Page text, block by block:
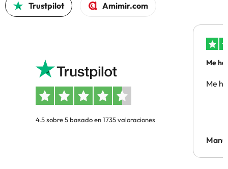
Trustpilot Amimir.com
4.5 sobre 5 basado en 1735 valoraciones
Me
Me